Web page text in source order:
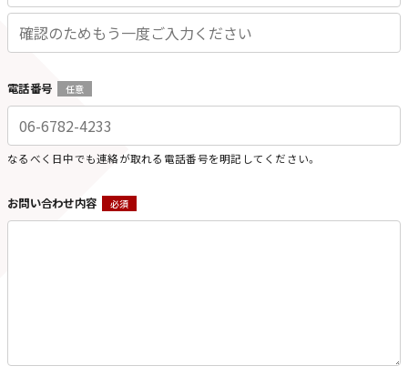
電話番号 任意
なるべく日中でも連絡が取れる電話番号を明記してください。
お問い合わせ内容 必須